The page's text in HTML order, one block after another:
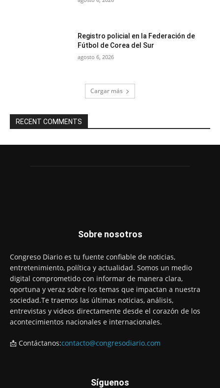
Registro policial en la Federación de
Fútbol de Corea del Sur
agosto 6, 2026
Cargar más
RECENT COMMENTS
Sobre nosotros
Congreso Diario es tu fuente confiable de noticias,
entretenimiento, política y actualidad. Somos un medio
digital comprometido con informar de manera clara,
oportuna y veraz sobre los temas que impactan a nuestra
sociedad.Te traemos las últimas noticias, análisis,
entrevistas y videos directamente desde el corazón de los
acontecimientos nacionales e internacionales.
📩 Contáctanos:contacto@congresodiario.com
Síguenos